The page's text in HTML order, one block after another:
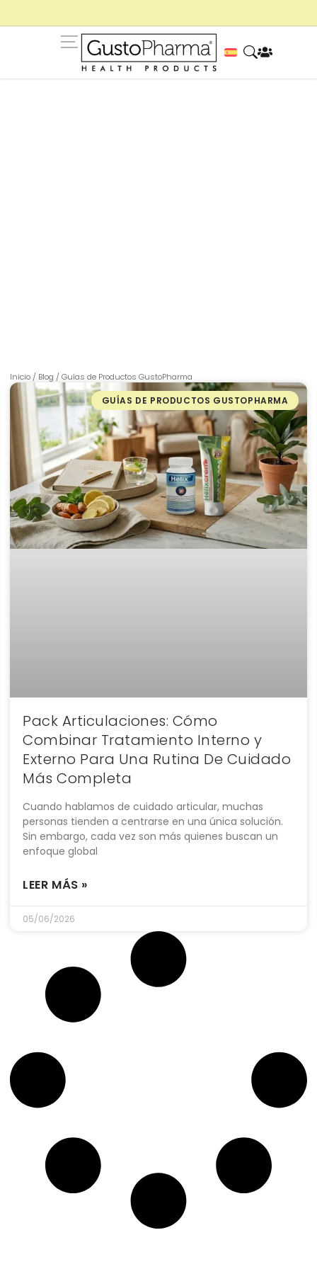
Inicio / Blog /Guías de Productos GustoPharma
GUÍAS DE PRODUCTOS GUSTOPHARMA
Pack Articulaciones: Cómo
Combinar Tratamiento Interno y
Externo Para Una Rutina De Cuidado
Más Completa
Cuando hablamos de cuidado articular, muchas
personas tienden a centrarse en una única solución.
Sin embargo, cada vez son más quienes buscan un
enfoque global
LEER MÁS »
05/06/2026